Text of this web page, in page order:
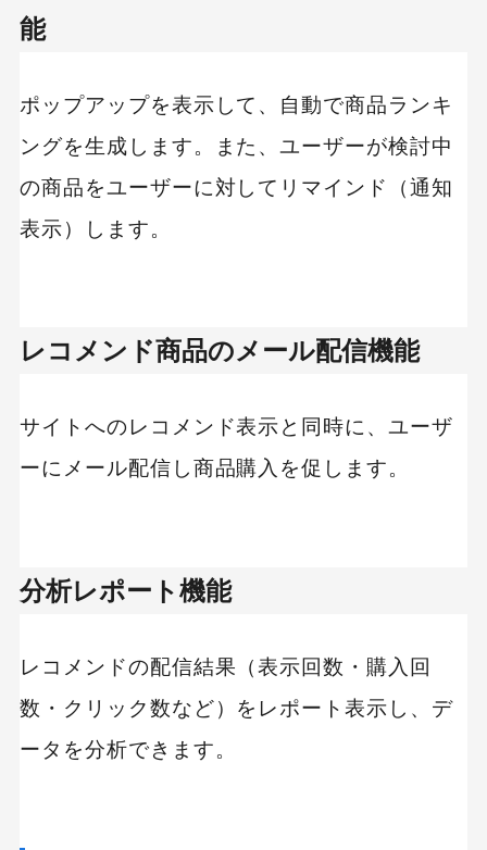
能
ポップアップを表示して、自動で商品ランキ
ングを生成します。また、ユーザーが検討中
の商品をユーザーに対してリマインド（通知
表示）します。
レコメンド商品のメール配信機能
サイトへのレコメンド表示と同時に、ユーザ
ーにメール配信し商品購入を促します。
分析レポート機能
レコメンドの配信結果（表示回数・購入回
数・クリック数など）をレポート表示し、デ
ータを分析できます。